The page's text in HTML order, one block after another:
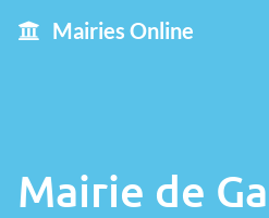
Mairies Online
Mairie de